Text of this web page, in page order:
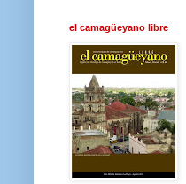
el camagüeyano libre